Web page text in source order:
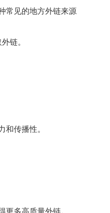
常见的地方外链来源
链。
传播性。